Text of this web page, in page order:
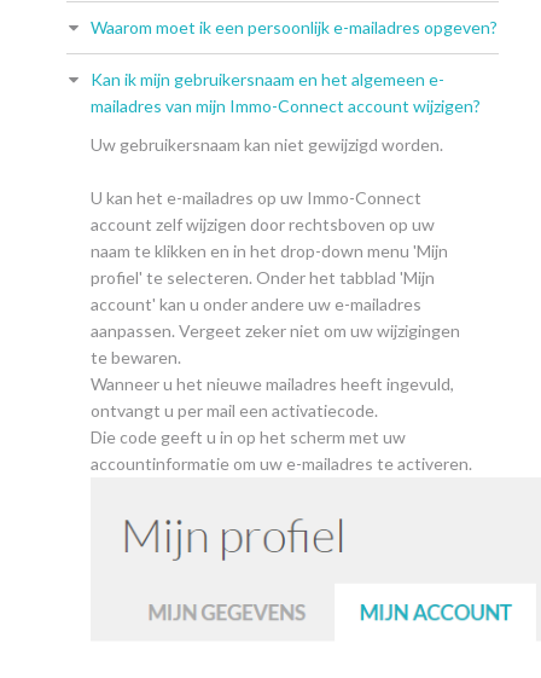
Waarom moet ik een persoonlijk e-mailadres opgeven?
Kan ik mijn gebruikersnaam en het algemeen e-
mailadres van mijn Immo-Connect account wijzigen?
Uw gebruikersnaam kan niet gewijzigd worden.
U kan het e-mailadres op uw Immo-Connect
account zelf wijzigen door rechtsboven op uw
naam te klikken en in het drop-down menu 'Mijn
profiel' te selecteren. Onder het tabblad 'Mijn
account' kan u onder andere uw e-mailadres
aanpassen. Vergeet zeker niet om uw wijzigingen
te bewaren.
Wanneer u het nieuwe mailadres heeft ingevuld,
ontvangt u per mail een activatiecode.
Die code geeft u in op het scherm met uw
accountinformatie om uw e-mailadres te activeren.